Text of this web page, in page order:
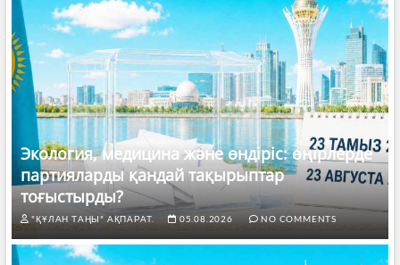
Экология, медицина және өндіріс: өңірлерде
партияларды қандай тақырыптар
тоғыстырды?
"ҚҰЛАН ТАҢЫ" АҚПАРАТ. 05.08.2026 NO COMMENTS